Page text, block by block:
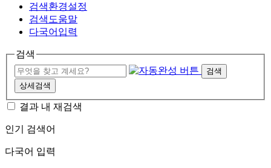
검색환경설정
검색도움말
다국어입력
검색
검색
상세검색
결과 내 재검색
인기 검색어
다국어 입력